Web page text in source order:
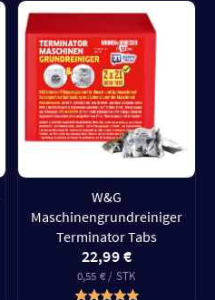
W&G
Maschinengrundreiniger
Terminator Tabs
22,99 €
0,55 € / STK